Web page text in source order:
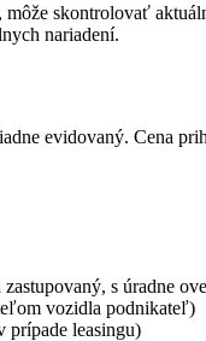
skontrolovať
nariadení.
evidovaný. Cena
s úradne
vozidla podnikateľ)
prípade leasingu)